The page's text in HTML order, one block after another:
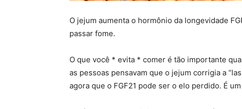
O jejum aumenta o hormônio da longevidade
passar fome.
O que você * evita * comer é tão importante
as pessoas pensavam que o jejum corrigia a
agora que o FGF21 pode ser o elo perdido. É